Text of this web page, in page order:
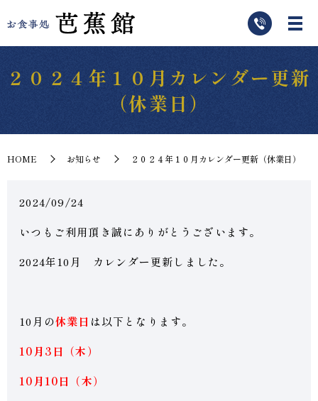
２０２４年１０月カレンダー更新
（休業日）
HOME お知らせ ２０２４年１０月カレンダー更新（休業日）
2024/09/24
いつもご利用頂き誠にありがとうございます。
2024年10月 カレンダー更新しました。
10月の休業日 は以下となります。
10月3日（木）
10月10日（木）